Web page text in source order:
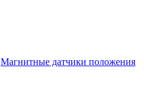
Магнитные датчики положения